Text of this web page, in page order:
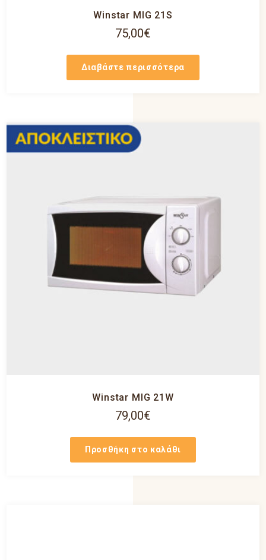
Winstar MIG 21S
75,00€
Διαβάστε περισσότερα
Winstar MIG 21W
79,00€
Προσθήκη στο καλάθι